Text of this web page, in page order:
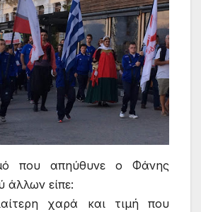
που απηύθυνε ο Φάνης
άλλων είπε:
χαρά και τιμή που